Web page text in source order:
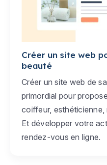
Créer un site web
beauté
Créer un site web de
primordial pour
coiffeur, esthéticienne,
Et développer votre
rendez-vous en ligne.